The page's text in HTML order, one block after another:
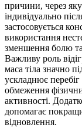
причини, через яку
індивідуально
застосовується
використання
зменшення болю
Важливу роль
маса тіла значно
ускладнює
обмеження
активності.
допомагає
відновлення.